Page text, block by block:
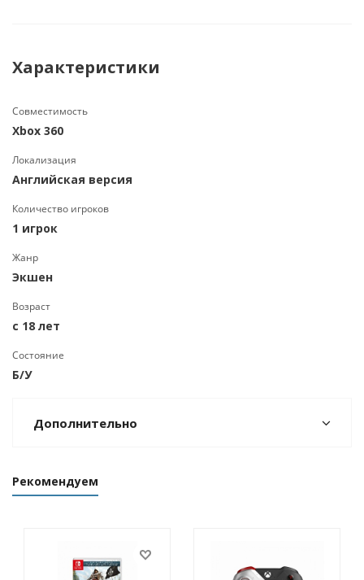
Характеристики
Совместимость
Xbox 360
Локализация
Английская версия
Количество игроков
1 игрок
Жанр
Экшен
Возраст
с 18 лет
Состояние
Б/У
Дополнительно
Рекомендуем